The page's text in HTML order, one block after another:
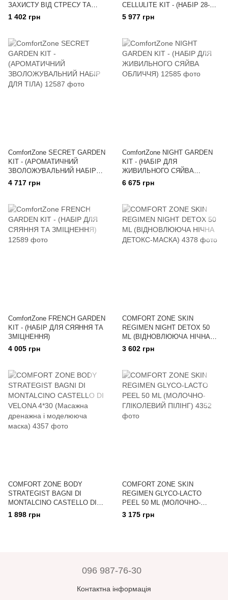
ЗАХИСТУ ВІД СТРЕСУ ТА
ЗАБРУДНЕННЯ)
1 402 грн
CELLULITE KIT - (НАБІР 28-
ДЕННОГО
АНТИЦЕЛЮЛІТНОГО
5 977 грн
ComfortZone SECRET GARDEN
KIT - (АРОМАТИЧНИЙ
ЗВОЛОЖУВАЛЬНИЙ НАБІР
ДЛЯ ТІЛА)
4 717 грн
ComfortZone NIGHT GARDEN
KIT - (НАБІР ДЛЯ
ЖИВИЛЬНОГО СЯЙВА
ОБЛИЧЧЯ)
6 675 грн
ComfortZone FRENCH GARDEN
KIT - (НАБІР ДЛЯ СЯЯННЯ ТА
ЗМІЦНЕННЯ)
4 005 грн
COMFORT ZONE SKIN
REGIMEN NIGHT DETOX 50
ML (ВІДНОВЛЮЮЧА НІЧНА
ДЕТОКС-МАСКА)
3 602 грн
COMFORT ZONE BODY
STRATEGIST BAGNI DI
MONTALCINO CASTELLO DI
VELONA 4*30 (Масажна
дренажна і моделююча маска)
1 898 грн
COMFORT ZONE SKIN
REGIMEN GLYCO-LACTO
PEEL 50 ML (МОЛОЧНО-
ГЛІКОЛЕВИЙ ПІЛІНГ)
3 175 грн
096 987-76-30
Контактна інформація